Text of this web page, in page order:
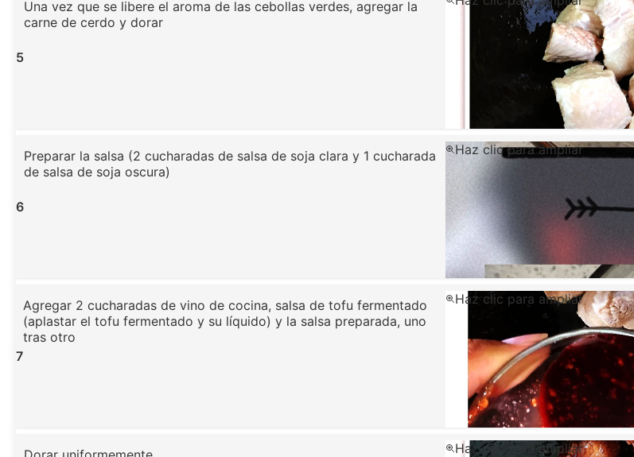
5
Una vez que se libere el aroma de las cebollas verdes, agregar la
carne de cerdo y dorar
6
Preparar la salsa (2 cucharadas de salsa de soja clara y 1 cucharada
de salsa de soja oscura)
Haz clic para ampliar
7
Agregar 2 cucharadas de vino de cocina, salsa de tofu fermentado
(aplastar el tofu fermentado y su líquido) y la salsa preparada, uno
tras otro
Haz clic para ampliar
Haz clic para ampliar